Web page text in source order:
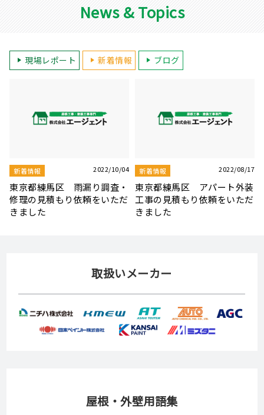
News & Topics
現場レポート 新着情報 ブログ
新着情報 2022/07/07
東京都板橋区 屋根・天窓補
修工事の見積もり依頼をいた
だきました
新着情報 2022/07/02
東京都練馬区 屋根・外壁塗
装・ベランダ防水の見積もり
依頼をいただきました
取扱いメーカー
屋根・外壁用語集